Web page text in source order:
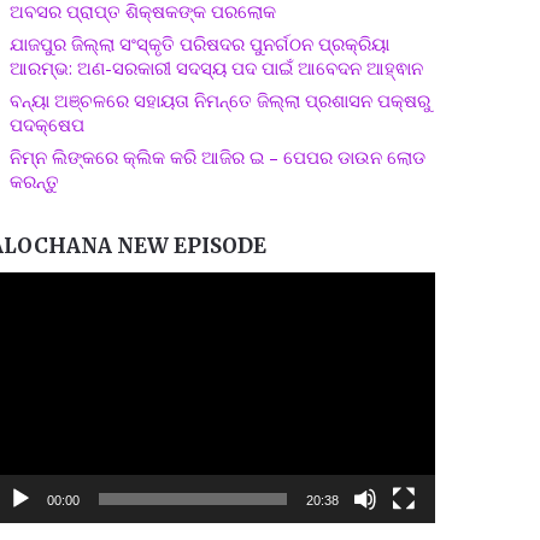
ଅବସର ପ୍ରାପ୍ତ ଶିକ୍ଷକଙ୍କ ପରଲୋକ
ଯାଜପୁର ଜିଲ୍ଲା ସଂସ୍କୃତି ପରିଷଦର ପୁନର୍ଗଠନ ପ୍ରକ୍ରିୟା
ଆରମ୍ଭ: ଅଣ-ସରକାରୀ ସଦସ୍ୟ ପଦ ପାଇଁ ଆବେଦନ ଆହ୍ଵାନ
ବନ୍ୟା ଅଞ୍ଚଳରେ ସହାୟତା ନିମନ୍ତେ ଜିଲ୍ଲା ପ୍ରଶାସନ ପକ୍ଷରୁ
ପଦକ୍ଷେପ
ନିମ୍ନ ଲିଙ୍କରେ କ୍ଲିକ କରି ଆଜିର ଇ – ପେପର ଡାଉନ ଲୋଡ
କରନ୍ତୁ
NEW EPISODE
00:00 20:38